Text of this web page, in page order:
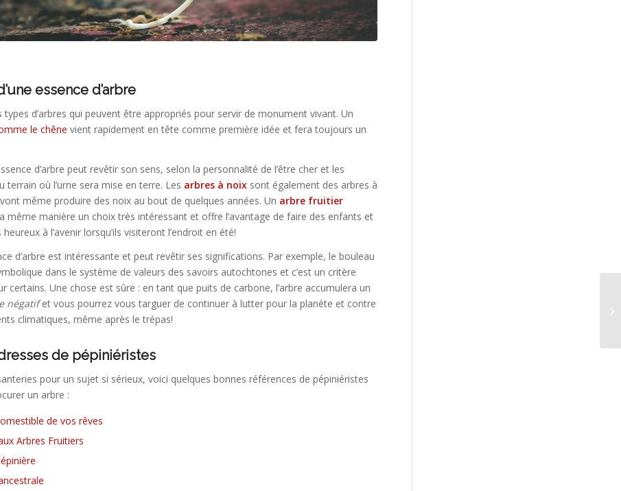
essence d’arbre
types d’arbres qui peuvent être appropriés pour servir de monument vivant. Un
le chêne vient rapidement en tête comme première idée et fera toujours un
d’arbre peut revêtir son sens, selon la personnalité de l’être cher et les
terrain où l’urne sera mise en terre. Les arbres à noix sont également des arbres à
même produire des noix au bout de quelques années. Un arbre fruitier
même manière un choix très intéressant et offre l’avantage de faire des enfants et
à l’avenir lorsqu’ils visiteront l’endroit en été!
d’arbre est intéressante et peut revêtir ses significations. Par exemple, le bouleau
dans le système de valeurs des savoirs autochtones et c’est un critère
certains. Une chose est sûre : en tant que puits de carbone, l’arbre accumulera un
négatifet vous pourrez vous targuer de continuer à lutter pour la planète et contre
climatiques, même après le trépas!
de pépiniéristes
pour un sujet si sérieux, voici quelques bonnes références de pépiniéristes
un arbre :
de vos rêves
Arbres Fruitiers